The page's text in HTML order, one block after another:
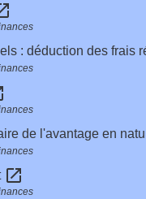
: déduction des frais
de l'avantage en
open_in_new